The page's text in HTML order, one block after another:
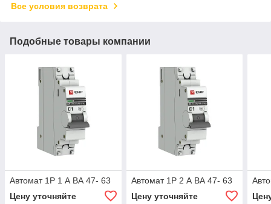
Все условия возврата
Подобные товары компании
Автомат 1Р 1 А ВА 47- 63
Цену уточняйте
Автомат 1Р 2 А ВА 47- 63
Цену уточняйте